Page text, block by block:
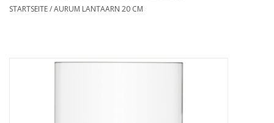
STARTSEITE/AURUM LANTAARN 20 CM